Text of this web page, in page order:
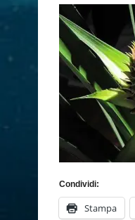
Condividi:
Stampa